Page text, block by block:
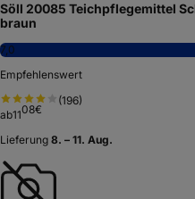
Söll 20085 Teichpflegemittel
braun
7,0
Empfehlenswert
(196)
ab1108€
Lieferung 8. – 11. Aug.